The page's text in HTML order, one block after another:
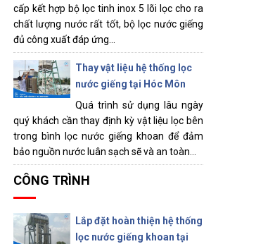
cấp kết hợp bộ lọc tinh inox 5 lõi lọc cho ra
chất lượng nước rất tốt, bộ lọc nước giếng
đủ công xuất đáp ứng...
Thay vật liệu hệ thống lọc
nước giếng tại Hóc Môn
Quá trình sử dụng lâu ngày
quý khách cần thay định kỳ vật liệu lọc bên
trong bình lọc nước giếng khoan để đảm
bảo nguồn nước luân sạch sẽ và an toàn...
CÔNG TRÌNH
Lắp đặt hoàn thiện hệ thống
lọc nước giếng khoan tại